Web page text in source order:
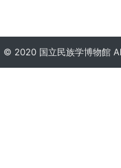
© 2020 国立民族学博物館